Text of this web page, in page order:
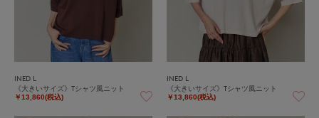
INED L
《大きいサイズ》Tシャツ風ニット
￥13,860(税込)
INED L
《大きいサイズ》Tシャツ風ニット
￥13,860(税込)